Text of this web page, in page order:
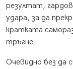
резултат,
удара, за да
кратката
тръгне.
Очевидно без да